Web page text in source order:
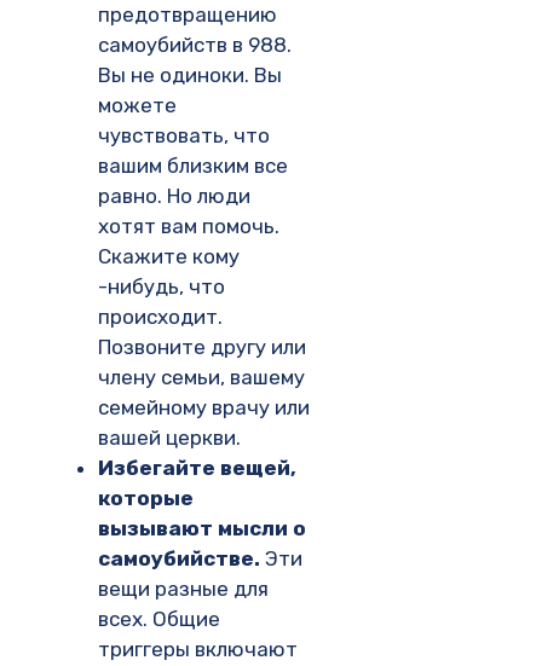
предотвращению
самоубийств в 988.
Вы не одиноки. Вы
можете
чувствовать, что
вашим близким все
равно. Но люди
хотят вам помочь.
Скажите кому
-нибудь, что
происходит.
Позвоните другу или
члену семьи, вашему
семейному врачу или
вашей церкви.
Избегайте вещей,
которые
вызывают мысли о
самоубийстве. Эти
вещи разные для
всех. Общие
триггеры включают